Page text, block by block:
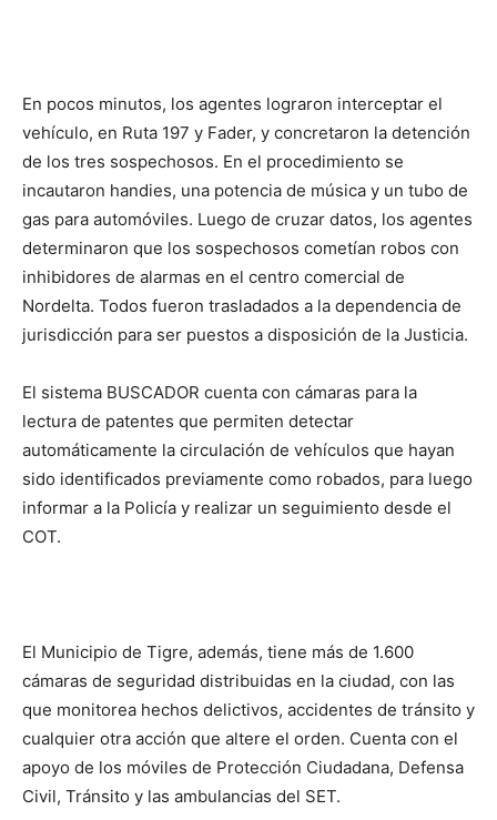
En pocos minutos, los agentes lograron interceptar el
vehículo, en Ruta 197 y Fader, y concretaron la detención
de los tres sospechosos. En el procedimiento se
incautaron handies, una potencia de música y un tubo de
gas para automóviles. Luego de cruzar datos, los agentes
determinaron que los sospechosos cometían robos con
inhibidores de alarmas en el centro comercial de
Nordelta. Todos fueron trasladados a la dependencia de
jurisdicción para ser puestos a disposición de la Justicia.
El sistema BUSCADOR cuenta con cámaras para la
lectura de patentes que permiten detectar
automáticamente la circulación de vehículos que hayan
sido identificados previamente como robados, para luego
informar a la Policía y realizar un seguimiento desde el
COT.
El Municipio de Tigre, además, tiene más de 1.600
cámaras de seguridad distribuidas en la ciudad, con las
que monitorea hechos delictivos, accidentes de tránsito y
cualquier otra acción que altere el orden. Cuenta con el
apoyo de los móviles de Protección Ciudadana, Defensa
Civil, Tránsito y las ambulancias del SET.